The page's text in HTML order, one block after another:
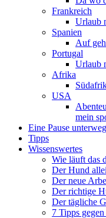
Frankreich
Urlaub
Spanien
Auf
Portugal
Urlaub
Afrika
USA
mein
Eine Pause
Tipps
Wissenswertes
Wie läuft das
Der Hund
Der neue
Der richtige
Der tägliche
7 Tipps